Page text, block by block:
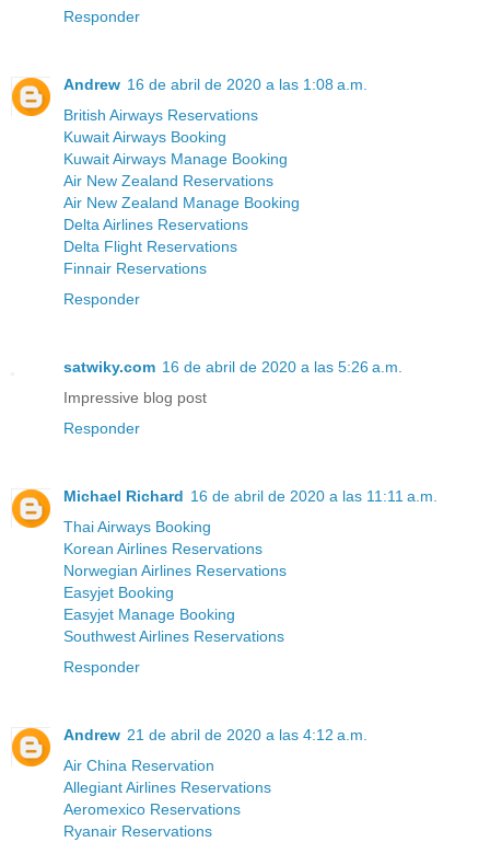
Responder
Andrew 16 de abril de 2020 a las 1:08 a.m.
British Airways Reservations
Kuwait Airways Booking
Kuwait Airways Manage Booking
Air New Zealand Reservations
Air New Zealand Manage Booking
Delta Airlines Reservations
Delta Flight Reservations
Finnair Reservations
Responder
satwiky.com 16 de abril de 2020 a las 5:26 a.m.
Impressive blog post
Responder
Michael Richard 16 de abril de 2020 a las 11:11 a.m.
Thai Airways Booking
Korean Airlines Reservations
Norwegian Airlines Reservations
Easyjet Booking
Easyjet Manage Booking
Southwest Airlines Reservations
Responder
Andrew 21 de abril de 2020 a las 4:12 a.m.
Air China Reservation
Allegiant Airlines Reservations
Aeromexico Reservations
Ryanair Reservations